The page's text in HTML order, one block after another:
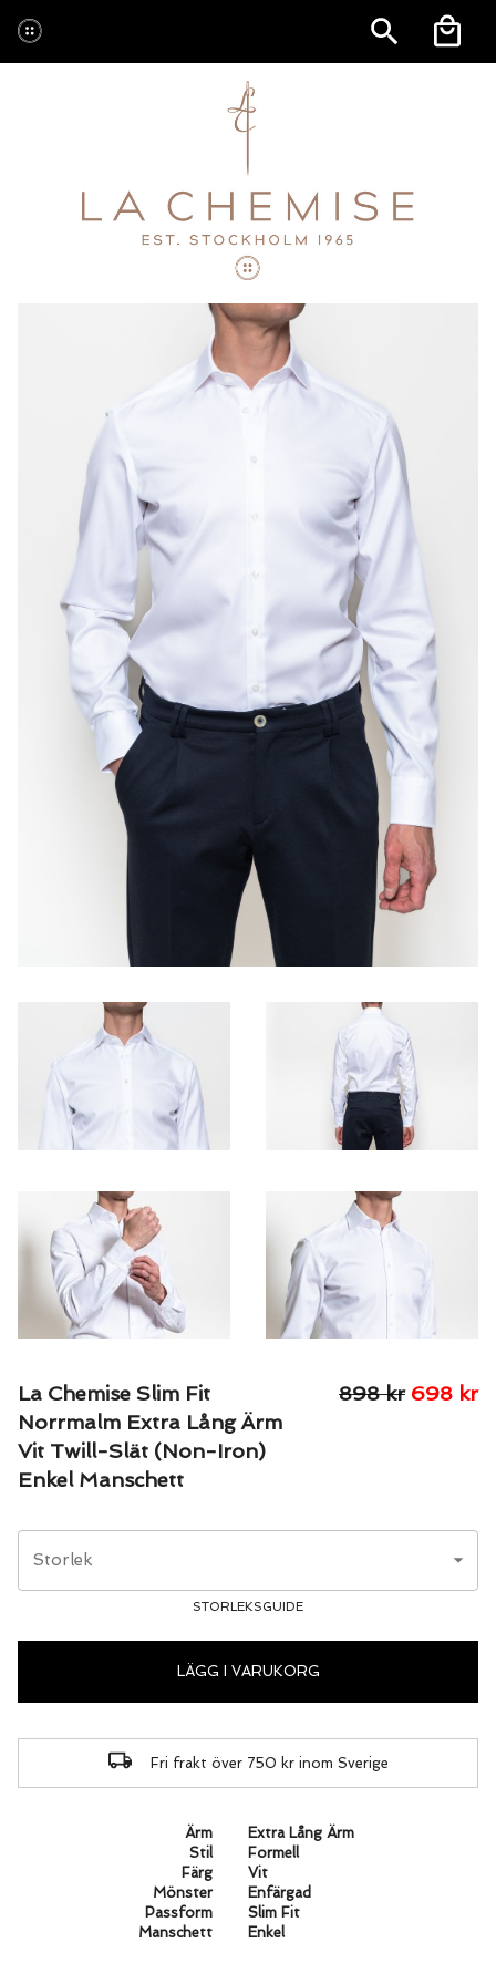
La Chemise Slim Fit
Norrmalm Extra Lång Ärm
Vit Twill-Slät (Non-Iron)
Enkel Manschett
898kr 698 kr
Storlek
STORLEKSGUIDE
LÄGG I VARUKORG
Fri frakt över 750 kr inom Sverige
Ärm
Extra Lång Ärm
Stil
Formell
Färg
Vit
Mönster
Enfärgad
Passform
Slim Fit
Manschett
Enkel